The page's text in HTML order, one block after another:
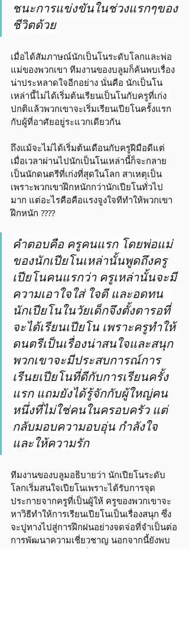
ชนะการแข่งขันในช่วงแรกๆของ
ชีวิตด้วย
เมื่อได้สัมภาษณ์นักเป็นโนระดับโลกและพ่อ
แม่ของพวกเขา ทีมงานของบลูมก็ค้นพบเรื่อง
น่าประหลาดใจอีกอย่าง นั่นคือ นักเป็นโน
เหล่านี้ไม่ได้เริ่มต้นเรียนเป็นโนกับครูที่เก่ง
ปกติแล้วพวกเขาจะเริ่มเรียนเปียโนครั้งแรก
กับผู้ที่อาศัยอยู่ระแวกเดียวกัน
ถึงแม้จะไม่ได้เริ่มต้นเดือนกับครูฝีมือดีแต่
เมื่อเวลาผ่านไปนักเป็นโนเหล่านี้ก็จะกลาย
เป็นนักดนตรีที่เก่งที่สุดในโลก สาเหตุเป็น
เพราะพวกเขาฝึกหนักกว่านักเปียโนทั่วไป
มาก แต่อะไรคือคือแรงจูงใจทีทำให้พวกเขา
ฝึกหนัก ????
คำตอบคือ ครูคนแรก โดยพ่อแม่
ของนักเปียโนเหล่านั้นพูดถึงครู
เปียโนคนแรกว่า ครูเหล่านั้นจะมี
ความเอาใจใส่ ใจดี และอดทน
นักเปียโนในวัยเด็กจึงตั้งตารอที่
จะได้เรียนเปียโน เพราะครูทำให้
ดนตรีเป็นเรื่องน่าสนใจและสนุก
พวกเขาจะมีประสบการณ์การ
เรีนยเปียโนที่ดีกับการเรียนครั้ง
แรก แถมยังได้รู้จักกับผู้ใหญ่คน
หนึ่งที่ไม่ใช่คนในครอบครัว แต่
กลับมอบความอบอุ่น กำลังใจ
และให้ความรัก
ทีมงานของบลูมอธิบายว่า นักเปียโนระดับ
โลกเริ่มสนใจเปียโนเพราะได้รับการจุด
ประกายจากครูที่เป็นผู้ให้ ครูของพวกเขาจะ
หาวิธีทำให้การเรียนเปียโนเป็นเรื่องสนุก ซึ่ง
จะปูทางไปสู่การฝึกฝนอย่างจดจ่อที่จำเป็นต่อ
การพัฒนาความเชี่ยวชาญ นอกจากนี้ยังพบ